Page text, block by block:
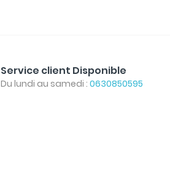
Service client Disponible
Du lundi au samedi : 0630850595